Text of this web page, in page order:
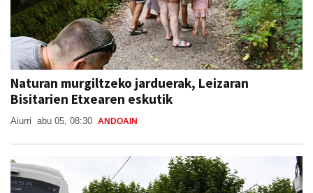
Naturan murgiltzeko jarduerak, Leizaran
Bisitarien Etxearen eskutik
Aiurri abu 05, 08:30 ANDOAIN